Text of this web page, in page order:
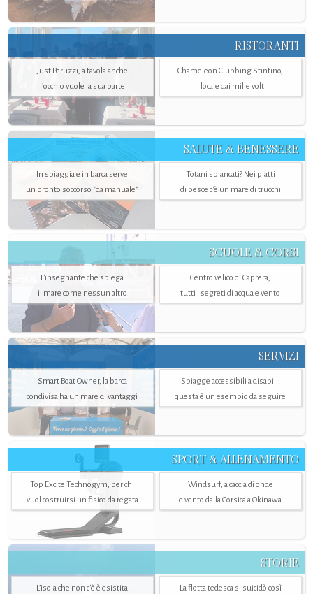
RISTORANTI
Just Peruzzi, a tavola anche
l’occhio vuole la sua parte
Chameleon Clubbing Stintino,
il locale dai mille volti
SALUTE & BENESSERE
In spiaggia e in barca serve
un pronto soccorso "da manuale"
Totani sbiancati? Nei piatti
di pesce c'è un mare di trucchi
SCUOLE & CORSI
L'insegnante che spiega
il mare come nessun altro
Centro velico di Caprera,
tutti i segreti di acqua e vento
SERVIZI
Smart Boat Owner, la barca
condivisa ha un mare di vantaggi
Spiagge accessibili a disabili:
questa è un esempio da seguire
SPORT & ALLENAMENTO
Top Excite Technogym, per chi
vuol costruirsi un fisico da regata
Windsurf, a caccia di onde
e vento dalla Corsica a Okinawa
STORIE
L’isola che non c'è è esistita
La flotta tedesca si suicidò così